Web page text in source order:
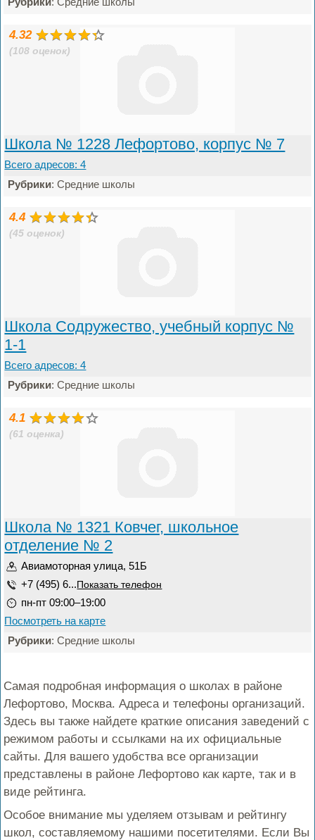
4.32
(108 оценок)
Школа № 1228 Лефортово, корпус № 7
Всего адресов: 4
Рубрики: Средние школы
4.4
(45 оценок)
Школа Содружество, учебный корпус №
1-1
Всего адресов: 4
Рубрики: Средние школы
4.1
(61 оценка)
Школа № 1321 Ковчег, школьное
отделение № 2
Авиамоторная улица, 51Б
+7 (495) 6... Показать телефон
пн-пт 09:00–19:00
Посмотреть на карте
Рубрики: Средние школы
Самая подробная информация о школах в районе
Лефортово, Москва. Адреса и телефоны организаций.
Здесь вы также найдете краткие описания заведений с
режимом работы и ссылками на их официальные
сайты. Для вашего удобства все организации
представлены в районе Лефортово как карте, так и в
виде рейтинга.
Особое внимание мы уделяем отзывам и рейтингу
школ, составляемому нашими посетителями. Если Вы